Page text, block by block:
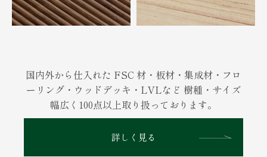
国内外から仕入れた FSC 材・板材・集成材・フロ
ーリング・ウッドデッキ・LVLなど 樹種・サイズ
幅広く100点以上取り扱っております。
詳しく見る